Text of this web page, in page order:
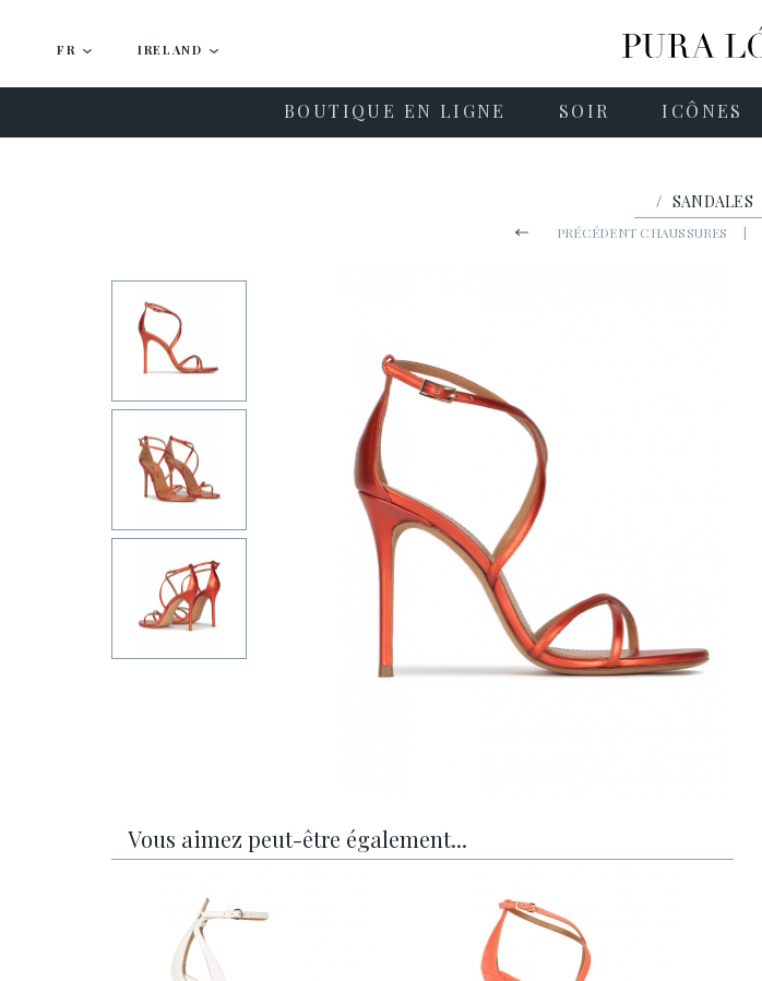
FR IRELAND
BOUTIQUE EN LIGNE SOIR ICÔNES
/ SANDALES
PRÉCÉDENT CHAUSSURES |
Vous aimez peut-être également...